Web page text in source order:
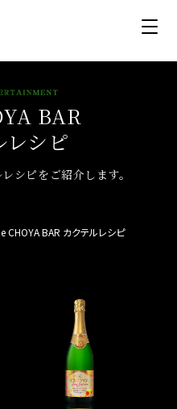
BAR
レシピ
シピをご紹介します。
CHOYA BAR カクテルレシピ